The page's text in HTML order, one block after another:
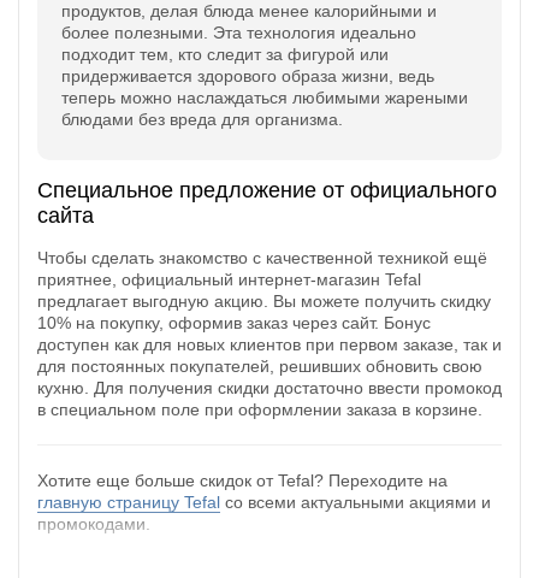
продуктов, делая блюда менее калорийными и
более полезными. Эта технология идеально
подходит тем, кто следит за фигурой или
придерживается здорового образа жизни, ведь
теперь можно наслаждаться любимыми жареными
блюдами без вреда для организма.
Специальное предложение от официального
сайта
Чтобы сделать знакомство с качественной техникой ещё
приятнее, официальный интернет-магазин Tefal
предлагает выгодную акцию. Вы можете получить скидку
10% на покупку, оформив заказ через сайт. Бонус
доступен как для новых клиентов при первом заказе, так и
для постоянных покупателей, решивших обновить свою
кухню. Для получения скидки достаточно ввести промокод
в специальном поле при оформлении заказа в корзине.
Хотите еще больше скидок от Tefal? Переходите на
главную страницу Tefal со всеми актуальными акциями и
промокодами.